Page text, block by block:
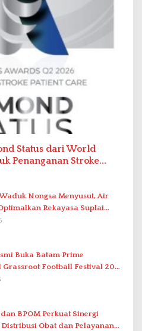
Status dari World
Penanganan Stroke
Nongsa Menyusut, Air
Rekayasa Suplai
Buka Batam Prime
Football Festival 2026
Abdul Jamal
dan BPOM Perkuat Sinergi
Distribusi Obat dan Pelayanan